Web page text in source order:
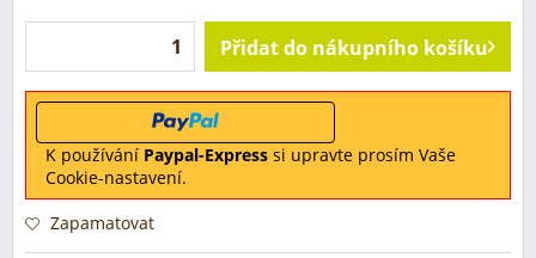
Přidat do nákupního košíku
K používání Paypal-Express si upravte prosím Vaše
Cookie-nastavení.
Zapamatovat